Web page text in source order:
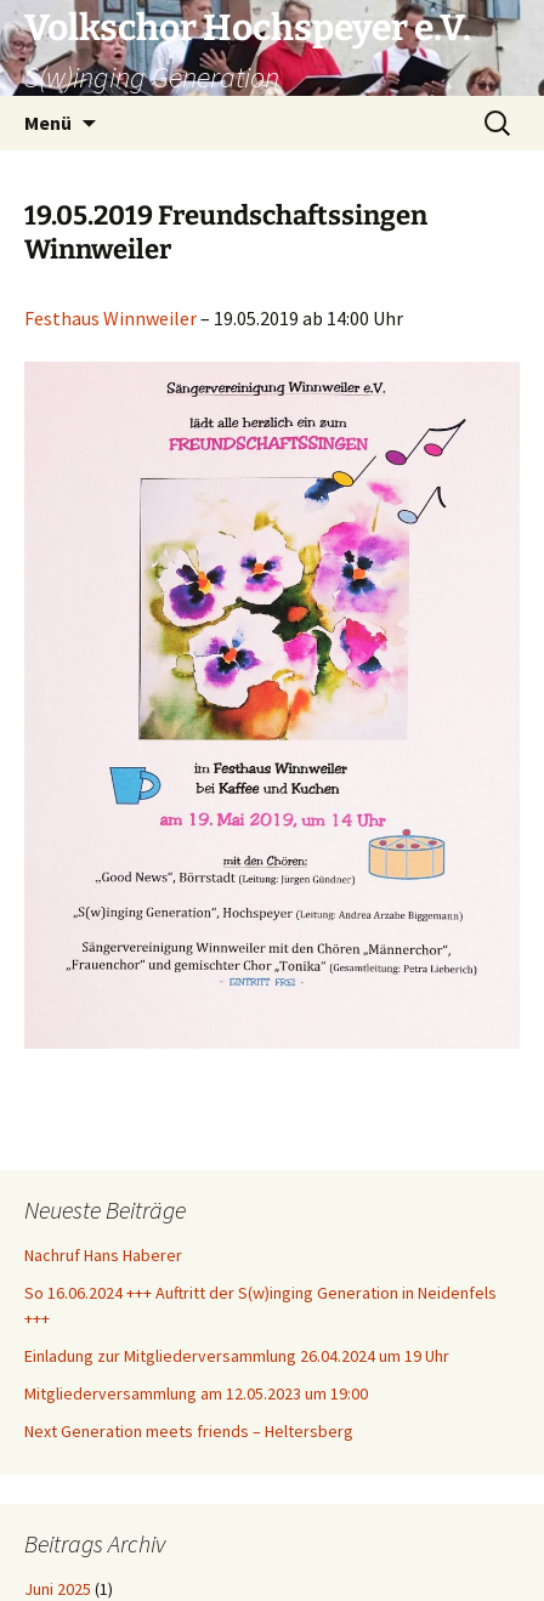
Zum
Inhalt
springen
Volkschor Hochspeyer e.V.
S(w)inging Generation
Menü
Suche
nach:
19.05.2019 Freundschaftssingen
Winnweiler
Festhaus Winnweiler– 19.05.2019 ab 14:00 Uhr
Neueste Beiträge
Nachruf Hans Haberer
So 16.06.2024 +++ Auftritt der S(w)inging Generation in Neidenfels
+++
Einladung zur Mitgliederversammlung 26.04.2024 um 19 Uhr
Mitgliederversammlung am 12.05.2023 um 19:00
Next Generation meets friends – Heltersberg
Beitrags Archiv
Juni 2025 (1)